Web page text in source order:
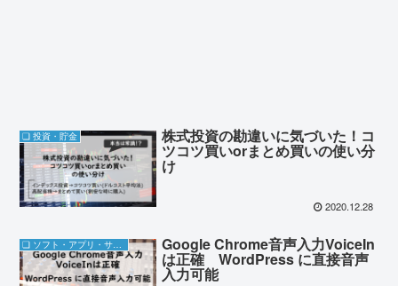
❏ 投資・貯金 株式投資の勘違いに気づいた！コ
ツコツ買いorまとめ買いの使い分
け
2020.12.28
❏ ソフト・アプリ・サブスク Google Chrome音声入力VoiceIn
は正確 WordPress に直接音声
入力可能